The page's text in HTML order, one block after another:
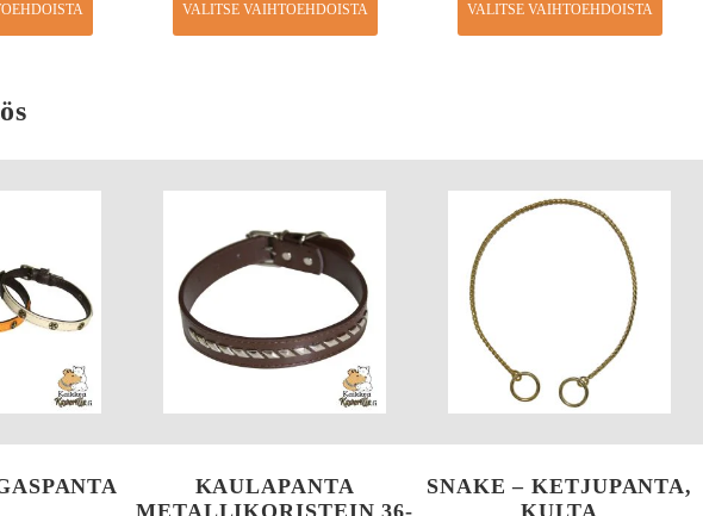
VALITSE VAIHTOEHDOISTA VALITSE VAIHTOEHDOISTA
KAULAPANTA
SNAKE – KETJUPANTA,